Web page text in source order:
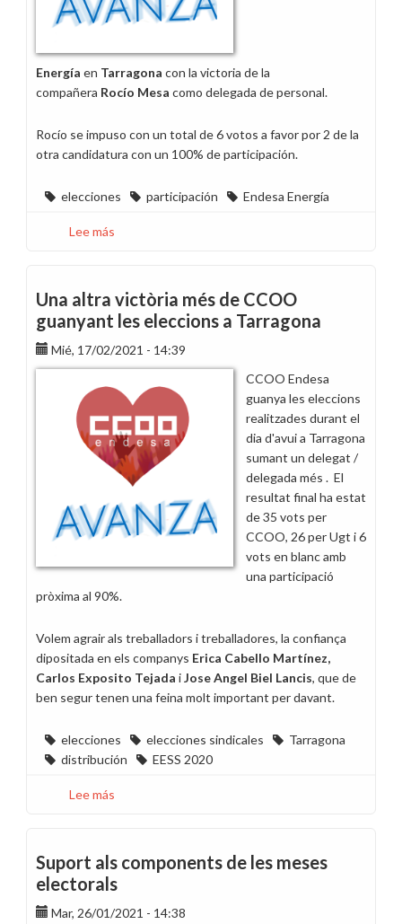
Energía en Tarragona con la victoria de la
compañera Rocío Mesa como delegada de personal.
Rocío se impuso con un total de 6 votos a favor por 2 de la
otra candidatura con un 100% de participación.
elecciones participación Endesa Energía
Lee más
las
elecciones
sindicales
en
Endesa
Energía
Cataluña
Una altra victòria més de CCOO
guanyant les eleccions a Tarragona
Mié, 17/02/2021 - 14:39
CCOO Endesa
guanya les eleccions
realitzades durant el
dia d'avui a Tarragona
sumant un delegat /
delegada més . El
resultat final ha estat
de 35 vots per
CCOO, 26 per Ugt i 6
vots en blanc amb
una participació
pròxima al 90%.
Volem agrair als treballadors i treballadores, la confiança
dipositada en els companys Erica Cabello Martínez,
Carlos Exposito Tejada iJose Angel Biel Lancis, que de
ben segur tenen una feina molt important per davant.
elecciones elecciones sindicales
Tarragona
distribución
EESS 2020
Lee más
més
de
CCOO
Suport als components de les meses
electorals
Mar, 26/01/2021 - 14:38